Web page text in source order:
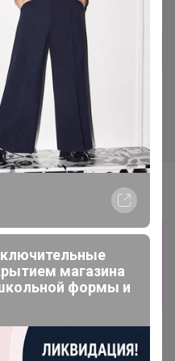
доступна
магазина
формы и